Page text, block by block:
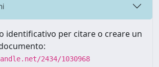
identificativo per citare o creare un
2434/1030968